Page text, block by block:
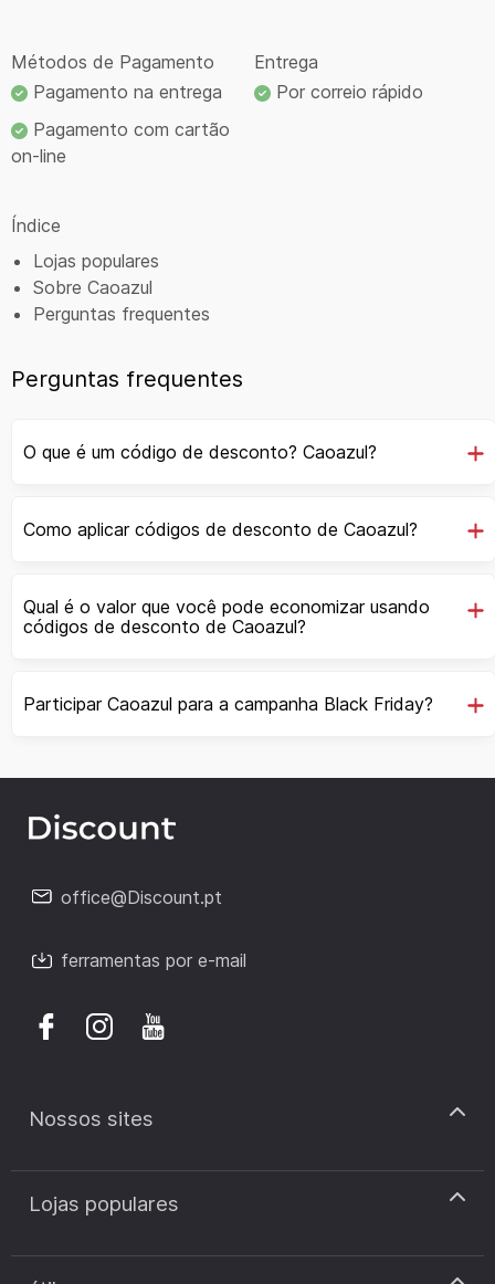
Métodos de Pagamento
Pagamento na entrega
Pagamento com cartão
on-line
Entrega
Por correio rápido
Índice
Lojas populares
Sobre Caoazul
Perguntas frequentes
Perguntas frequentes
O que é um código de desconto? Caoazul?
Como aplicar códigos de desconto de Caoazul?
Qual é o valor que você pode economizar usando
códigos de desconto de Caoazul?
Participar Caoazul para a campanha Black Friday?
office@Discount.pt
ferramentas por e-mail
Nossos sites
discount.pt
discount.sk
Lojas populares
Cupão de desconto Zooplus